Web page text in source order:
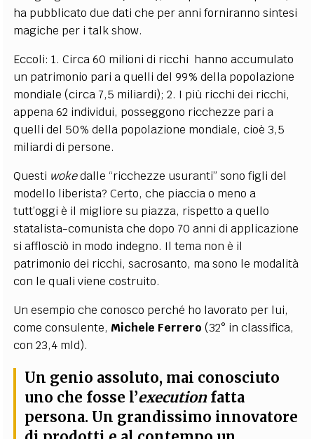
ha pubblicato due dati che per anni forniranno sintesi
magiche per i talk show.
Eccoli: 1. Circa 60 milioni di ricchi hanno accumulato
un patrimonio pari a quelli del 99% della popolazione
mondiale (circa 7,5 miliardi); 2. I più ricchi dei ricchi,
appena 62 individui, posseggono ricchezze pari a
quelli del 50% della popolazione mondiale, cioè 3,5
miliardi di persone.
Questi wokedalle “ricchezze usuranti” sono figli del
modello liberista? Certo, che piaccia o meno a
tutt’oggi è il migliore su piazza, rispetto a quello
statalista-comunista che dopo 70 anni di applicazione
si afflosciò in modo indegno. Il tema non è il
patrimonio dei ricchi, sacrosanto, ma sono le modalità
con le quali viene costruito.
Un esempio che conosco perché ho lavorato per lui,
come consulente, Michele Ferrero (32° in classifica,
con 23,4 mld).
Un genio assoluto, mai conosciuto
uno che fosse l’executionfatta
persona. Un grandissimo innovatore